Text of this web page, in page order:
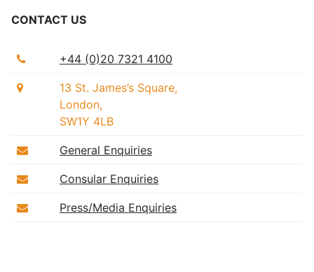
CONTACT US
+44 (0)20 7321 4100
13 St. James’s Square,
London,
SW1Y 4LB
General Enquiries
Consular Enquiries
Press/Media Enquiries